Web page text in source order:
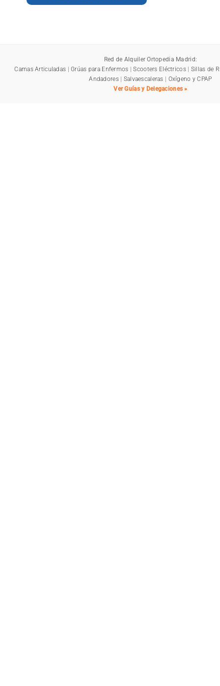
Red de Alquiler Ortopedia Madrid:
Camas Articuladas |Grúas para Enfermos |Scooters Eléctricos| Sillas de
Andadores| Salvaescaleras | Oxígeno y CPAP
Ver Guías y Delegaciones »